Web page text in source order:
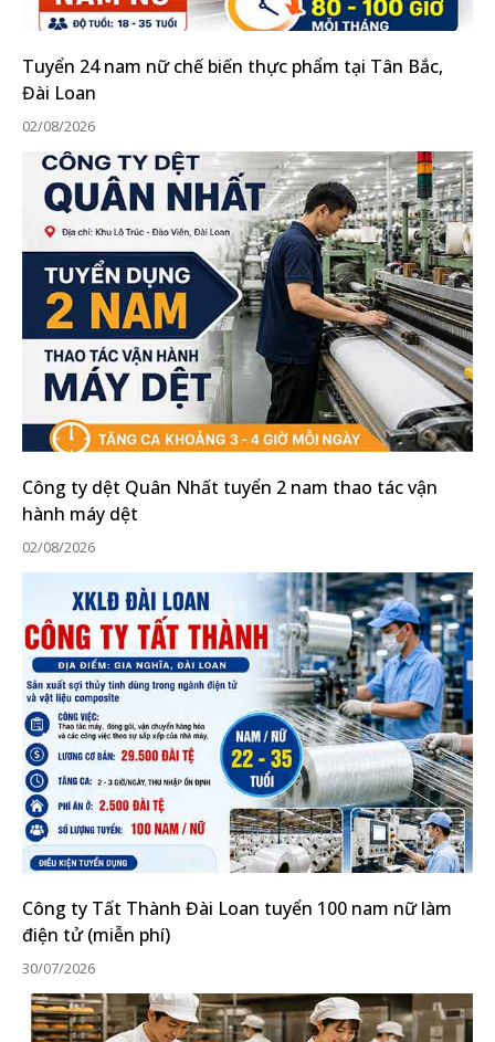
Tuyển 24 nam nữ chế biến thực phẩm tại Tân Bắc,
Đài Loan
02/08/2026
Công ty dệt Quân Nhất tuyển 2 nam thao tác vận
hành máy dệt
02/08/2026
Công ty Tất Thành Đài Loan tuyển 100 nam nữ làm
điện tử (miễn phí)
30/07/2026